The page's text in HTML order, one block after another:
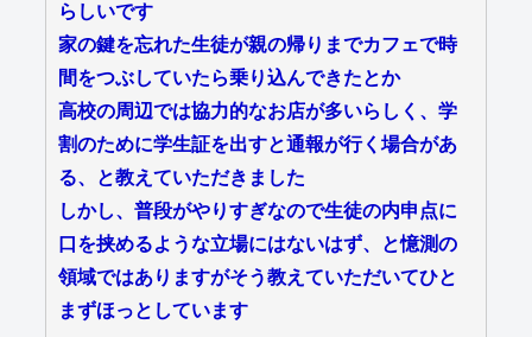
らしいです
家の鍵を忘れた生徒が親の帰りまでカフェで時
間をつぶしていたら乗り込んできたとか
高校の周辺では協力的なお店が多いらしく、学
割のために学生証を出すと通報が行く場合があ
る、と教えていただきました
しかし、普段がやりすぎなので生徒の内申点に
口を挟めるような立場にはないはず、と憶測の
領域ではありますがそう教えていただいてひと
まずほっとしています